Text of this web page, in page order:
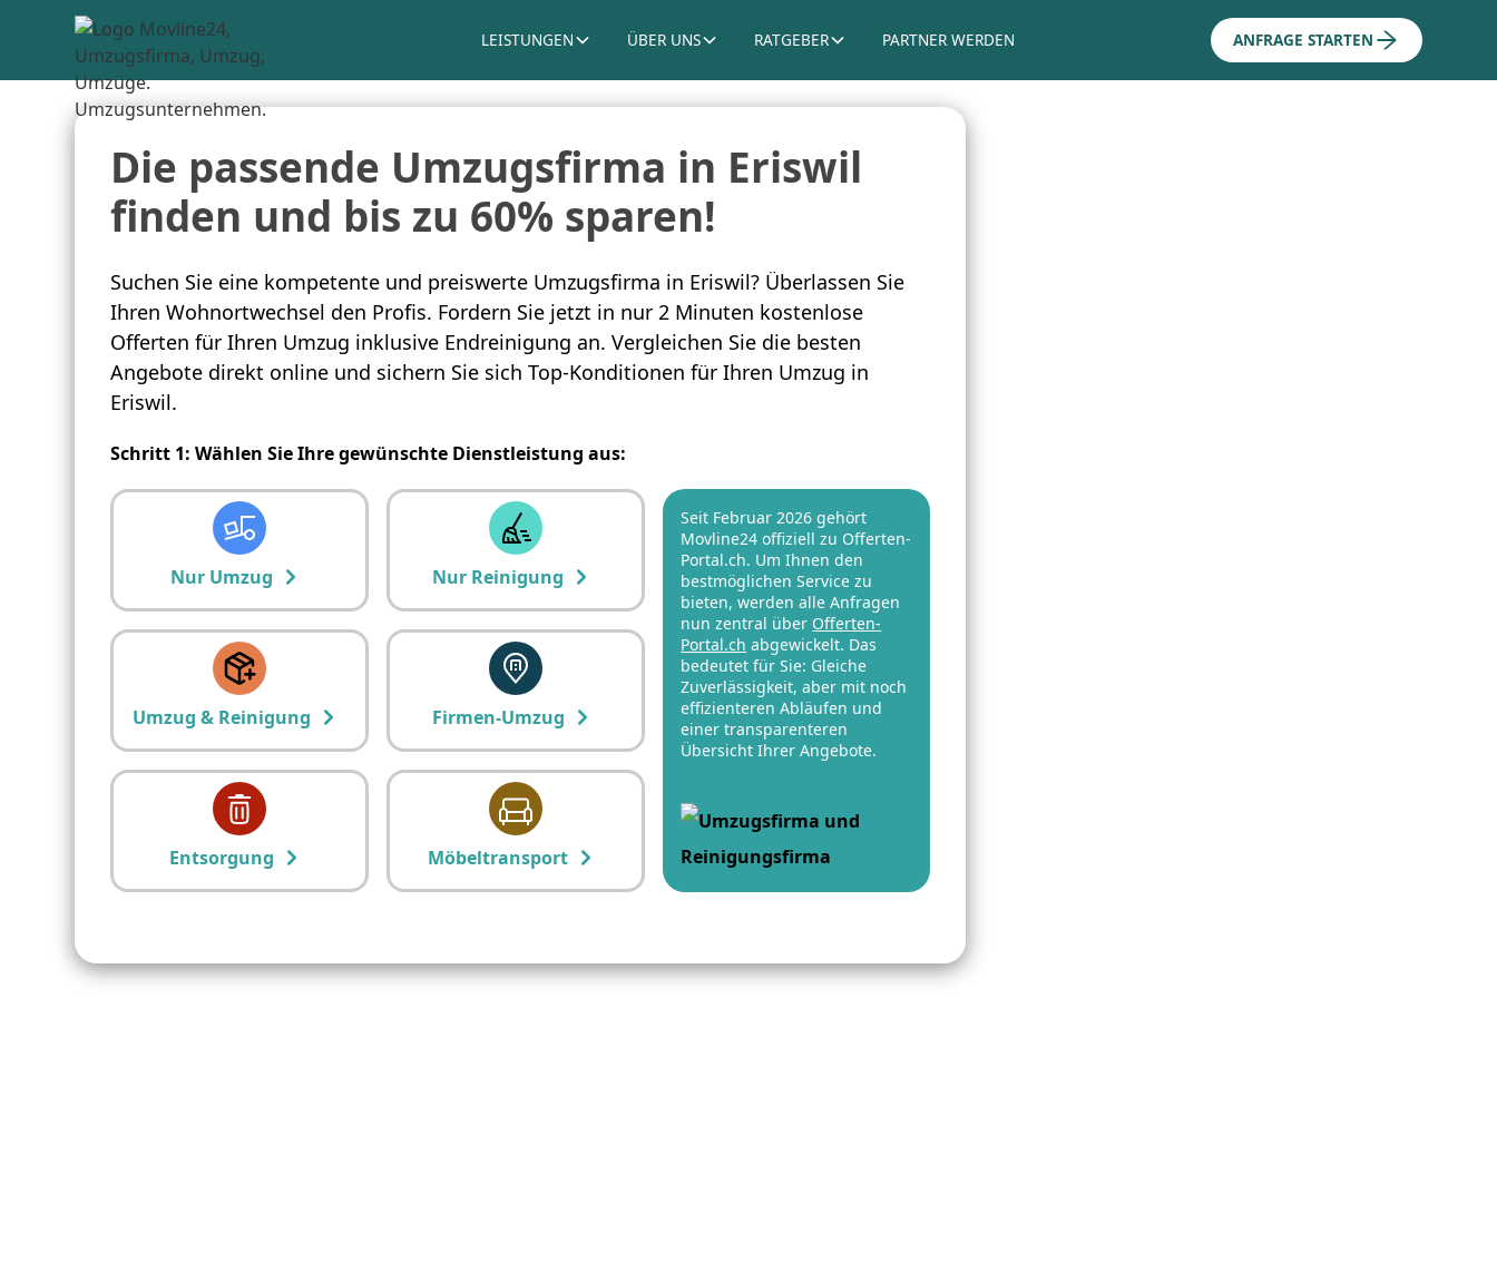
LEISTUNGEN ÜBER UNS RATGEBER PARTNER WERDEN ANFRAGE STARTEN
Die passende Umzugsfirma in Eriswil
finden und bis zu 60% sparen!
Suchen Sie eine kompetente und preiswerte Umzugsfirma in Eriswil? Überlassen Sie
Ihren Wohnortwechsel den Profis. Fordern Sie jetzt in nur 2 Minuten kostenlose
Offerten für Ihren Umzug inklusive Endreinigung an. Vergleichen Sie die besten
Angebote direkt online und sichern Sie sich Top-Konditionen für Ihren Umzug in
Eriswil.
Schritt 1: Wählen Sie Ihre gewünschte Dienstleistung aus:
Nur Umzug Nur Reinigung
Umzug & Reinigung Firmen-Umzug
Entsorgung Möbeltransport
Seit Februar 2026 gehört
Movline24 offiziell zu Offerten-
Portal.ch. Um Ihnen den
bestmöglichen Service zu
bieten, werden alle Anfragen
nun zentral über Offerten-
Portal.ch abgewickelt. Das
bedeutet für Sie: Gleiche
Zuverlässigkeit, aber mit noch
effizienteren Abläufen und
einer transparenteren
Übersicht Ihrer Angebote.